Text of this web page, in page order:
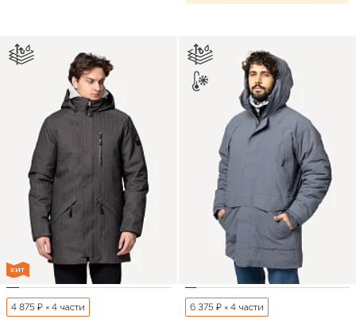
ХИТ
4 875 ₽ × 4 части 6 375 ₽ × 4 части